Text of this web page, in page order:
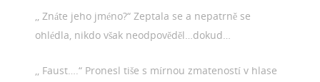
,, Znáte jeho jméno?“ Zeptala se a nepatrně se
ohlédla, nikdo však neodpověděl…dokud…
,, Faust….“ Pronesl tiše s mírnou zmateností v hlase